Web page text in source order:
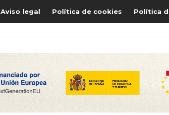
Aviso legal Política de cookies Política